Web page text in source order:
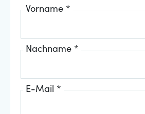
Vorname *
Nachname *
E-Mail *